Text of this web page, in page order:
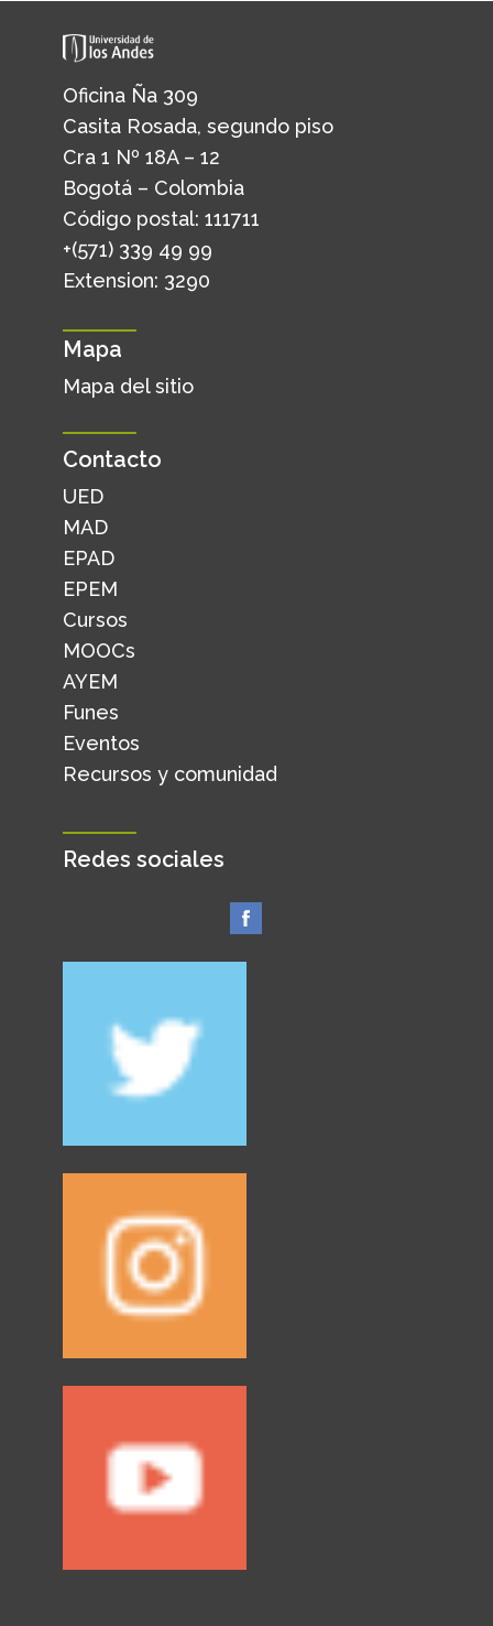
Oficina Ña 309
Casita Rosada, segundo piso
Cra 1 Nº 18A – 12
Bogotá – Colombia
Código postal: 111711
+(571) 339 49 99
Extension: 3290
Mapa
Mapa del sitio
Contacto
UED
MAD
EPAD
EPEM
Cursos
MOOCs
AYEM
Funes
Eventos
Recursos y comunidad
Redes sociales